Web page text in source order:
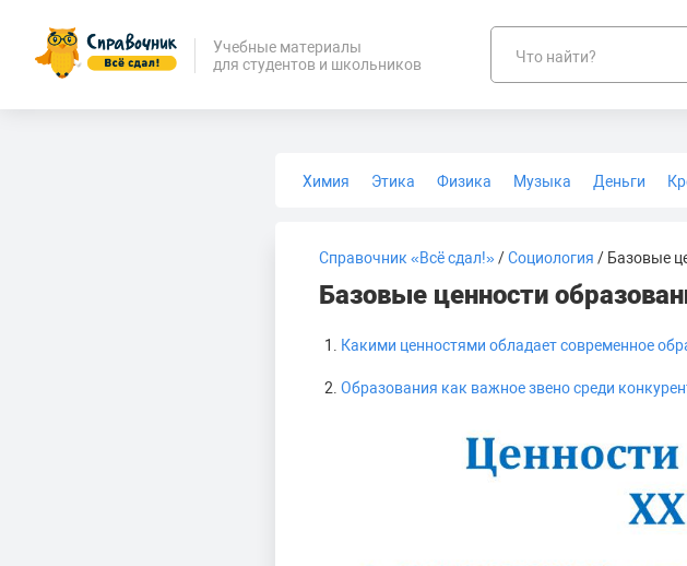
Учебные материалы
для студентов и школьников
Что найти?
Химия Этика Физика Музыка Деньги
Справочник «Всё сдал!»/Социология / Базовые
Базовые ценности
Какими ценностями обладает современное
Образования как важное звено среди